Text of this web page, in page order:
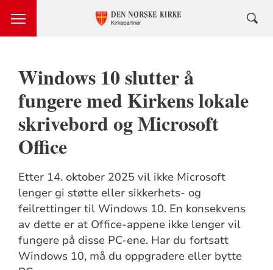
Windows 10 slutter å
fungere med Kirkens lokale
skrivebord og Microsoft
Office
Etter 14. oktober 2025 vil ikke Microsoft
lenger gi støtte eller sikkerhets- og
feilrettinger til Windows 10. En konsekvens
av dette er at Office-appene ikke lenger vil
fungere på disse PC-ene. Har du fortsatt
Windows 10, må du oppgradere eller bytte